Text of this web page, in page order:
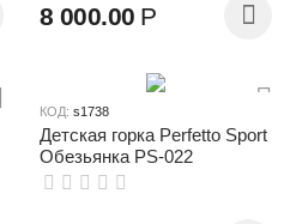
8 000.00 Р
КОД: s1738
Детская горка Perfetto Sport
Обезьянка PS-022